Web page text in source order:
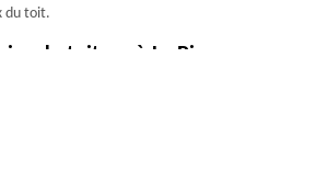
du toit.
de toiture à Le Pin